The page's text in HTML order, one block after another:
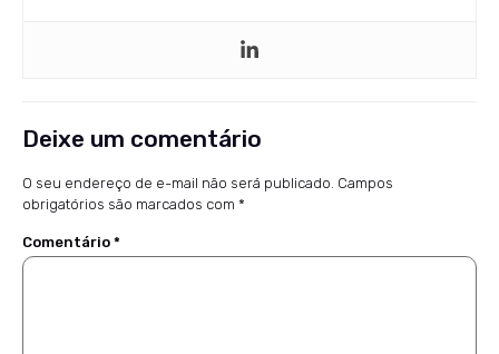
Deixe um comentário
O seu endereço de e-mail não será publicado. Campos
obrigatórios são marcados com *
Comentário *